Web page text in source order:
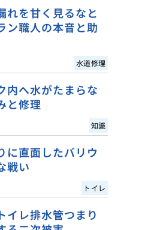
れを甘く見るなと
ン職人の本音と助
水道修理
内へ水がたまらな
と修理
知識
に直面したバリウ
戦い
トイレ
イレ排水管つまり